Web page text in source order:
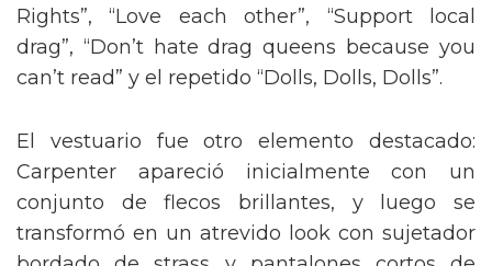
Rights”, “Love each other”, “Support local
drag”, “Don’t hate drag queens because you
can’t read” y el repetido “Dolls, Dolls, Dolls”.
El vestuario fue otro elemento destacado:
Carpenter apareció inicialmente con un
conjunto de flecos brillantes, y luego se
transformó en un atrevido look con sujetador